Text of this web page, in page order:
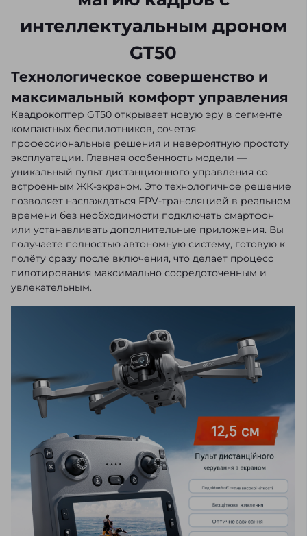
интеллектуальным дроном
GT50
Технологическое совершенство и
максимальный комфорт управления
Квадрокоптер GT50 открывает новую эру в сегменте
компактных беспилотников, сочетая
профессиональные решения и невероятную простоту
эксплуатации. Главная особенность модели —
уникальный пульт дистанционного управления со
встроенным ЖК-экраном. Это технологичное решение
позволяет наслаждаться FPV-трансляцией в реальном
времени без необходимости подключать смартфон
или устанавливать дополнительные приложения. Вы
получаете полностью автономную систему, готовую к
полёту сразу после включения, что делает процесс
пилотирования максимально сосредоточенным и
увлекательным.